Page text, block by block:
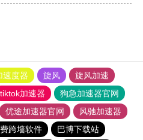
速度器 旋风
旋风加速
tiktok加速器
狗急加速器官网
优途加速器官网
风驰加速器
跨墙软件
巴博下载站